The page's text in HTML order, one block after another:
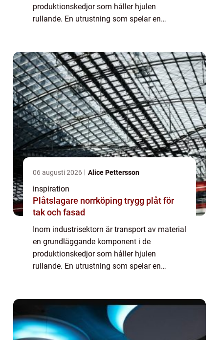
produktionskedjor som håller hjulen
rullande. En utrustning som spelar en
06 augusti 2026 Alice Pettersson
inspiration
Plåtslagare norrköping trygg plåt för
tak och fasad
Inom industrisektorn är transport av material
en grundläggande komponent i de
produktionskedjor som håller hjulen
rullande. En utrustning som spelar en